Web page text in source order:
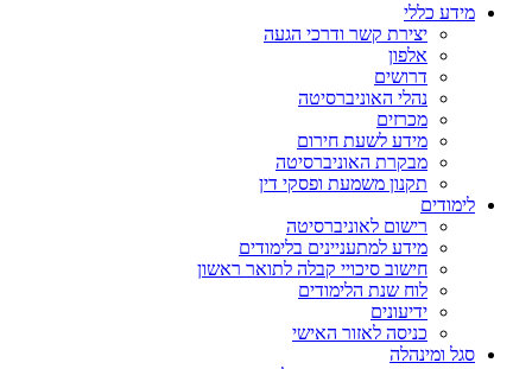
מידע כללי
יצירת קשר ודרכי הגעה
אלפון
דרושים
נהלי האוניברסיטה
מכרזים
מידע לשעת חירום
מבקרת האוניברסיטה
תקנון משמעת ופסקי דין
לימודים
רישום לאוניברסיטה
מידע למתעניינים בלימודים
חישוב סיכויי קבלה לתואר ראשון
לוח שנת הלימודים
ידיעונים
כניסה לאזור האישי
סגל ומינהלה